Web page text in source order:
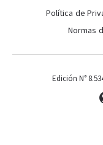
Política de
Normas
Edición N°